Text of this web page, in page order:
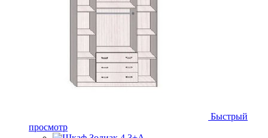
Быстрый
просмотр